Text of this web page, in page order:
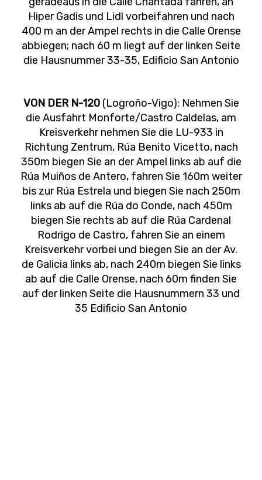
Hiper Gadis und Lidl vorbeifahren und nach
400 m an der Ampel rechts in die Calle Orense
abbiegen; nach 60 m liegt auf der linken Seite
die Hausnummer 33-35, Edificio San Antonio
VON DER N-120(Logroño-Vigo): Nehmen Sie
die Ausfahrt Monforte/Castro Caldelas, am
Kreisverkehr nehmen Sie die LU-933 in
Richtung Zentrum, Rúa Benito Vicetto, nach
350m biegen Sie an der Ampel links ab auf die
Rúa Muiños de Antero, fahren Sie 160m weiter
bis zur Rúa Estrela und biegen Sie nach 250m
links ab auf die Rúa do Conde, nach 450m
biegen Sie rechts ab auf die Rúa Cardenal
Rodrigo de Castro, fahren Sie an einem
Kreisverkehr vorbei und biegen Sie an der Av.
de Galicia links ab, nach 240m biegen Sie links
ab auf die Calle Orense, nach 60m finden Sie
auf der linken Seite die Hausnummern 33 und
35 Edificio San Antonio